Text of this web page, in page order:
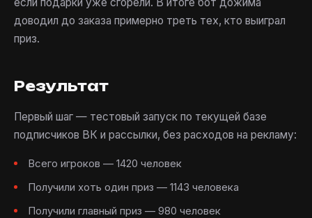
доводил до заказа примерно треть тех, кто выиграл
приз.
Результат
Первый шаг — тестовый запуск по текущей базе
подписчиков ВК и рассылки, без расходов на рекламу:
Всего игроков — 1420 человек
Получили хоть один приз — 1143 человека
Получили главный приз — 980 человек